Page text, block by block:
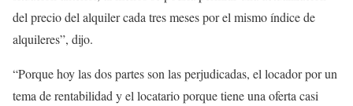
del precio del alquiler cada tres meses por el mismo índice de
alquileres”, dijo.
“Porque hoy las dos partes son las perjudicadas, el locador por un
tema de rentabilidad y el locatario porque tiene una oferta casi